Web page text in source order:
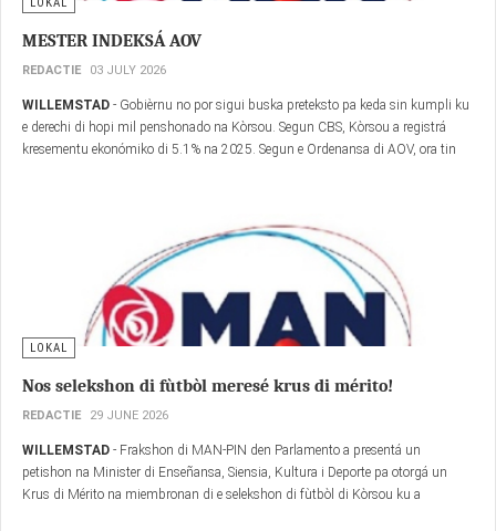
03 JULY 2026
- Gobièrnu no por sigui buska preteksto pa keda sin kumpli ku
e derechi di hopi mil penshonado na Kòrsou. Segun CBS, Kòrsou a registrá
kresementu ekonómiko di 5.1% na 2025. Segun e Ordenansa di AOV, ora tin
un kresementu ekonómiko real mester indeksá e penshun di behes.